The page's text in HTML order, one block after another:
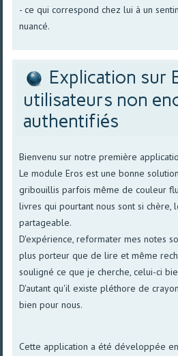
- ce qui correspond chez lui à un
nuancé.
Explication sur
utilisateurs non
authentifiés
Bienvenu sur notre première
Le module Eros est une bonne
gribouillis parfois même de couleur
livres qui pourtant nous sont si chère,
partageable.
D'expérience, reformater mes notes
plus porteur que de lire et même
souligné ce que je cherche, celui-ci
D'autant qu'il existe pléthore de
bien pour nous.
Cette application a été développée en